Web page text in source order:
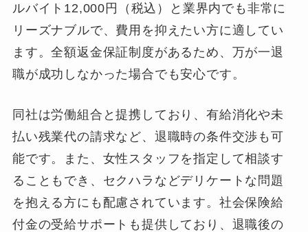
ルバイト12,000円（税込）と業界内でも非常に
リーズナブルで、費用を抑えたい方に適してい
ます。全額返金保証制度があるため、万が一退
職が成功しなかった場合でも安心です。
同社は労働組合と提携しており、有給消化や未
払い残業代の請求など、退職時の条件交渉も可
能です。また、女性スタッフを指定して相談す
ることもでき、セクハラなどデリケートな問題
を抱える方にも配慮されています。社会保険給
付金の受給サポートも提供しており、退職後の